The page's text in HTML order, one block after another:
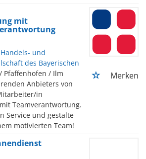
mit
und
des Bayerischen
/ Pfaffenhofen / Ilm
Anbieters von
in
Teamverantwortung.
Service und gestalte
motivierten Team!
Merken